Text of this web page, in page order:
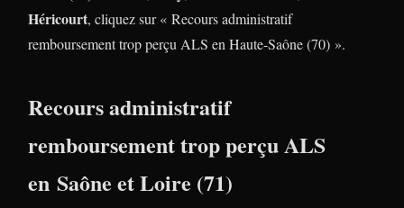
Héricourt, cliquez sur « Recours administratif
remboursement trop perçu ALS en Haute-Saône (70) ».
Recours administratif
remboursement trop perçu ALS
en Saône et Loire (71)